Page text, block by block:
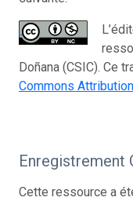
Doñana (CSIC). Ce
Commons
Enregistrement
Cette ressource a